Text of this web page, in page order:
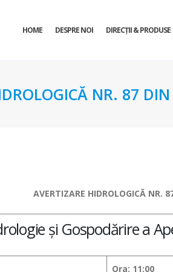
HOME DESPRE NOI DIRECŢII & PRODUSE
NR. 87
AVERTIZARE HIDROLOGICĂ NR.
și Gospodărire a
Ora: 11:00